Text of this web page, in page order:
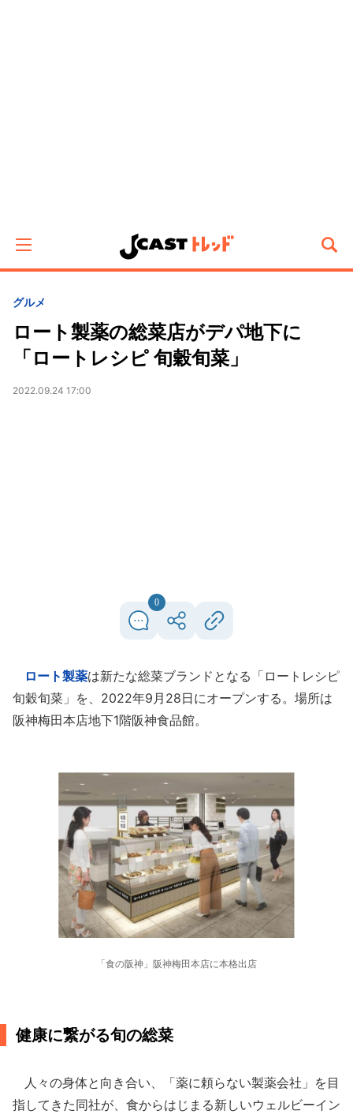
グルメ
ロート製薬の総菜店がデパ地下に
「ロートレシピ 旬穀旬菜」
2022.09.24 17:00
0
ロート製薬は新たな総菜ブランドとなる「ロートレシピ
旬穀旬菜」を、2022年9月28日にオープンする。場所は
阪神梅田本店地下1階阪神食品館。
「食の阪神」阪神梅田本店に本格出店
健康に繋がる旬の総菜
人々の身体と向き合い、「薬に頼らない製薬会社」を目
指してきた同社が、食からはじまる新しいウェルビーイン